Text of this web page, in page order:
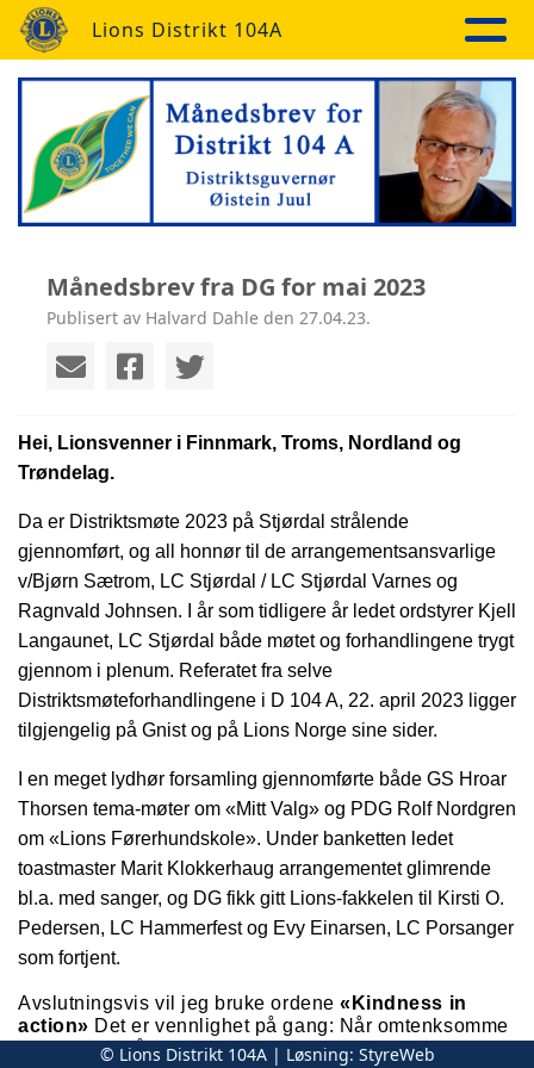
Lions Distrikt 104A
Månedsbrev fra DG for mai 2023
Publisert av Halvard Dahle den 27.04.23.
Hei, Lionsvenner i Finnmark, Troms, Nordland og
Trøndelag.
Da er Distriktsmøte 2023 på Stjørdal strålende
gjennomført, og all honnør til de arrangementsansvarlige
v/Bjørn Sætrom, LC Stjørdal / LC Stjørdal Varnes og
Ragnvald Johnsen. I år som tidligere år ledet ordstyrer Kjell
Langaunet, LC Stjørdal både møtet og forhandlingene trygt
gjennom i plenum. Referatet fra selve
Distriktsmøteforhandlingene i D 104 A, 22. april 2023 ligger
tilgjengelig på Gnist og på Lions Norge sine sider.
I en meget lydhør forsamling gjennomførte både GS Hroar
Thorsen tema-møter om «Mitt Valg» og PDG Rolf Nordgren
om «Lions Førerhundskole». Under banketten ledet
toastmaster Marit Klokkerhaug arrangementet glimrende
bl.a. med sanger, og DG fikk gitt Lions-fakkelen til Kirsti O.
Pedersen, LC Hammerfest og Evy Einarsen, LC Porsanger
som fortjent.
Avslutningsvis vil jeg bruke ordene«Kindness in
action» Det er vennlighet på gang: Når omtenksomme
mennesker går sammen og bretter opp armene og gjør
© Lions Distrikt 104A | Løsning: StyreWeb